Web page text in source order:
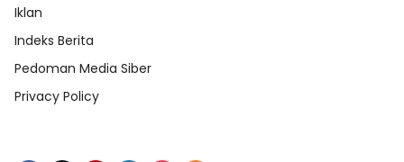
Iklan
Indeks Berita
Pedoman Media Siber
Privacy Policy